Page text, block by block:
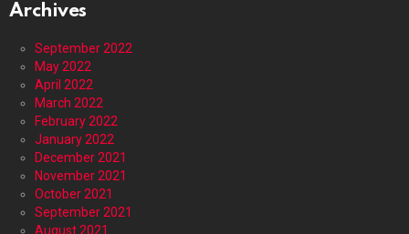
Archives
September 2022
May 2022
April 2022
March 2022
February 2022
January 2022
December 2021
November 2021
October 2021
September 2021
August 2021